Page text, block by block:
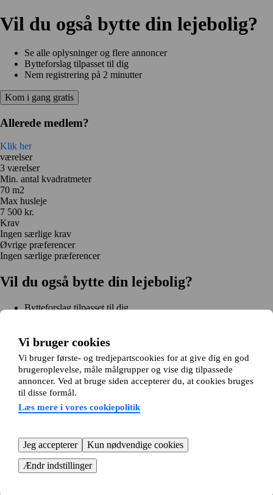
Vi bruger cookies
Vi bruger første- og tredjepartscookies for at give dig en god
brugeroplevelse, måle målgrupper og vise dig tilpassede
annoncer. Ved at bruge siden accepterer du, at cookies bruges
til disse formål.
Læs mere i vores cookiepolitik
Jeg accepterer
Kun nødvendige cookies
Ændr indstillinger
Vil du også bytte din lejebolig?
Se alle oplysninger og flere annoncer
Bytteforslag tilpasset til dig
Nem registrering på 2 minutter
Kom i gang gratis
Allerede medlem?
Klik her
værelser
3 værelser
Min. antal kvadratmeter
70 m2
Max husleje
7 500 kr.
Krav
Ingen særlige krav
Øvrige præferencer
Ingen særlige præferencer
Vil du også bytte din lejebolig?
Bytteforslag tilpasset til dig
Kom i gang gratis
Kom i gang
Kom i gang gratisSøg annoncerLog ind
Læs mere
Nyheder og tips
Om Hjembytte.dk
Kundeservice
Hjælp
E-mail:info@hjembytte.dk